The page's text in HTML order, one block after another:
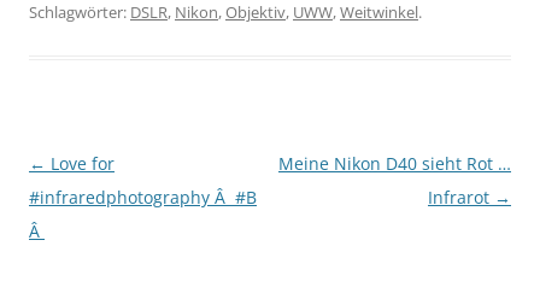
Schlagwörter: DSLR, Nikon,Objektiv, UWW,Weitwinkel.
Beitragsnavigation
← Love for
#infraredphotography Â #B
Â
Meine Nikon D40 sieht Rot …
Infrarot →